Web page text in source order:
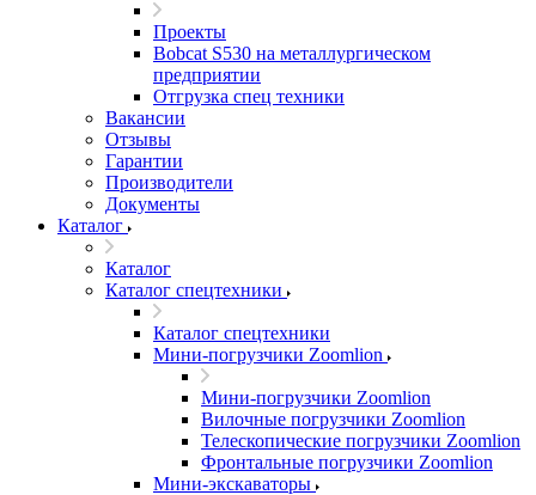
Проекты
Bobcat S530 на металлургическом
предприятии
Отгрузка спец техники
Вакансии
Отзывы
Гарантии
Производители
Документы
Каталог
Каталог
Каталог спецтехники
Каталог спецтехники
Мини-погрузчики Zoomlion
Мини-погрузчики Zoomlion
Вилочные погрузчики Zoomlion
Телескопические погрузчики Zoomlion
Фронтальные погрузчики Zoomlion
Мини-экскаваторы